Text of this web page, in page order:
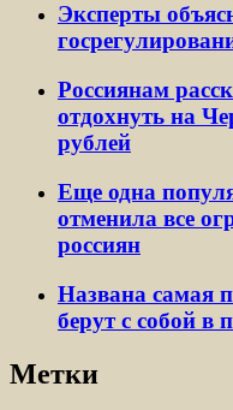
Эксперты
Россиянам
отдохнуть на
рублей
Еще одна
отменила все
россиян
Названа самая
берут с собой в
Метки